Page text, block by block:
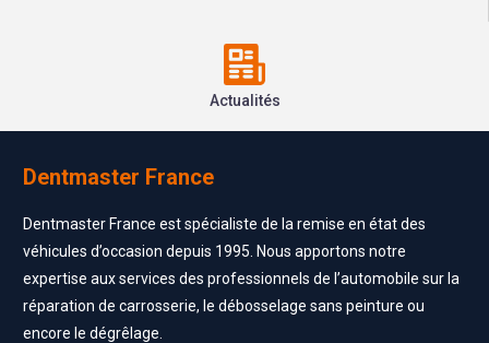
Actualités
Dentmaster France
Dentmaster France est spécialiste de la remise en état des
véhicules d’occasion depuis 1995. Nous apportons notre
expertise aux services des professionnels de l’automobile sur la
réparation de carrosserie, le débosselage sans peinture ou
encore le dégrêlage.